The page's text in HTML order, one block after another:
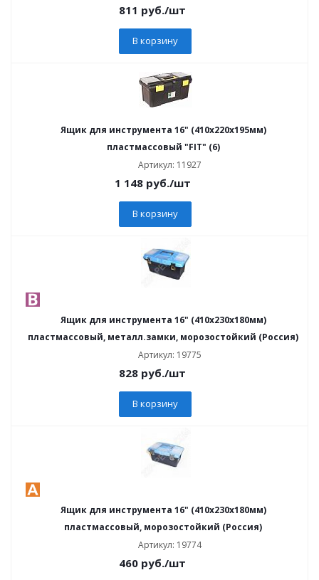
811 руб./шт
В корзину
Ящик для инструмента 16" (410х220х195мм)
пластмассовый "FIT" (6)
Артикул: 11927
1 148руб./шт
В корзину
Ящик для инструмента 16" (410х230х180мм)
пластмассовый, металл.замки, морозостойкий (Россия)
Артикул: 19775
828 руб./шт
В корзину
Ящик для инструмента 16" (410х230х180мм)
пластмассовый, морозостойкий (Россия)
Артикул: 19774
460 руб./шт